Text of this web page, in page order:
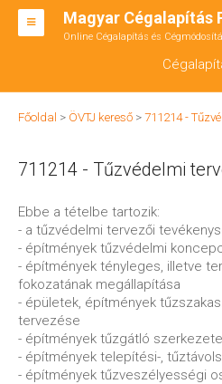
Magyar Cégalapítás
Online Cégalapítás és
BT ALAPÍTÁS
CÉGMÓDOSÍTÁS
ÁTALAKULÁS
TEÁOR SZÁMOK '08
ENGEDÉLYKÖTELES
KAPCSOLAT
IRODÁK
Főoldal > ÖVTJ kereső > 711214 -
711214 - Tűzvédelmi
Ebbe a tételbe tartozik:
- a tűzvédelmi tervezői
- építmények tűzvédelmi
- építmények tényleges, illetve
fokozatának megállapítása
- épületek, építmények
tervezése
- építmények tűzgátló
- építmények telepítési-,
- építmények tűzveszélyességi